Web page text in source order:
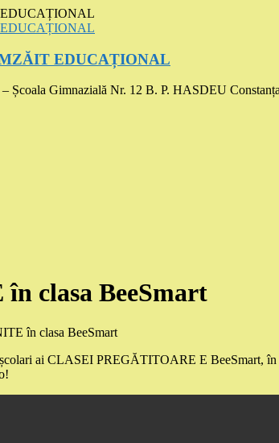
EDUCAȚIONAL
Gimnazială Nr. 12 B. P. HASDEU
clasa BeeSmart
în clasa BeeSmart
școlari ai CLASEI PREGĂTITOARE E